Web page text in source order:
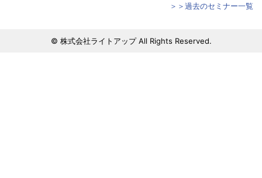
＞＞過去のセミナー一覧
© 株式会社ライトアップ All Rights Reserved.